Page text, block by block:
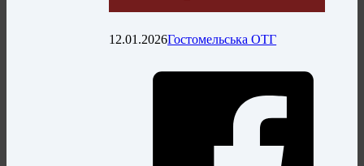
12.01.2026Гостомельська ОТГ